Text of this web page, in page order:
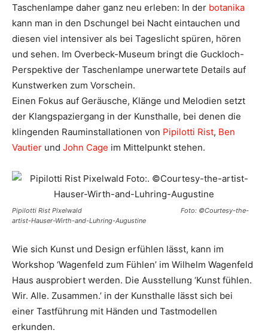
Taschenlampe daher ganz neu erleben: In der botanika
kann man in den Dschungel bei Nacht eintauchen und
diesen viel intensiver als bei Tageslicht spüren, hören
und sehen. Im Overbeck-Museum bringt die Guckloch-
Perspektive der Taschenlampe unerwartete Details auf
Kunstwerken zum Vorschein.
Einen Fokus auf Geräusche, Klänge und Melodien setzt
der Klangspaziergang in der Kunsthalle, bei denen die
klingenden Rauminstallationen von Pipilotti Rist, Ben
Vautier und John Cage im Mittelpunkt stehen.
Pipilotti Rist Pixelwald Foto: ©Courtesy-the-
artist-Hauser-Wirth-and-Luhring-Augustine
Wie sich Kunst und Design erfühlen lässt, kann im
Workshop ‘Wagenfeld zum Fühlen’ im Wilhelm Wagenfeld
Haus ausprobiert werden. Die Ausstellung ‘Kunst fühlen.
Wir. Alle. Zusammen.’ in der Kunsthalle lässt sich bei
einer Tastführung mit Händen und Tastmodellen
erkunden.